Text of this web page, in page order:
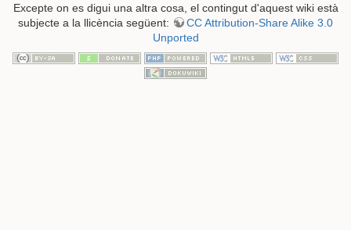
Excepte on es digui una altra cosa, el contingut d'aquest wiki està
subjecte a la llicència següent:
CC Attribution-Share Alike 3.0
Unported